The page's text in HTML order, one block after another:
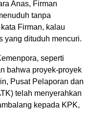
Anas, Firman
tanpa
Firman, kalau
yang dituduh mencuri.
seperti
bahwa proyek-proyek
Pusat Pelaporan dan
telah menyerahkan
kepada KPK,